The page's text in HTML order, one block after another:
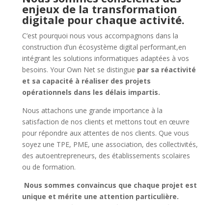
enjeux de la transformation
digitale pour chaque activité.
C’est pourquoi nous vous accompagnons dans la
construction d’un écosystème digital performant,en
intégrant les solutions informatiques adaptées à vos
besoins. Your Own Net se distingue par sa réactivité
et sa capacité à réaliser des projets
opérationnels dans les délais impartis.
Nous attachons une grande importance à la
satisfaction de nos clients et mettons tout en œuvre
pour répondre aux attentes de nos clients. Que vous
soyez une TPE, PME, une association, des collectivités,
des autoentrepreneurs, des établissements scolaires
ou de formation.
Nous sommes convaincus que chaque projet est
unique et mérite une attention particulière.